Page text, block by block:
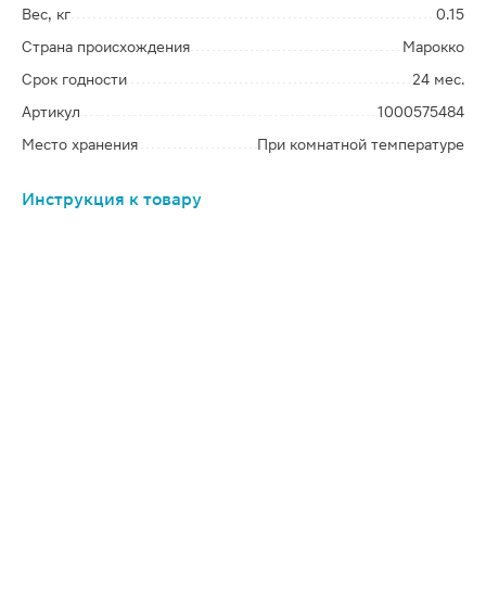
Вес, кг
0.15
Страна происхождения
Марокко
Срок годности
24 мес.
Артикул
1000575484
Место хранения
При комнатной температуре
Инструкция к товару